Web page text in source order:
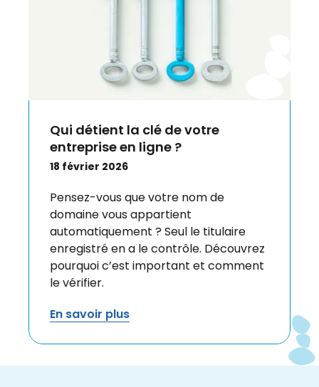
Qui détient la clé de votre
entreprise en ligne ?
18 février 2026
Pensez-vous que votre nom de
domaine vous appartient
automatiquement ? Seul le titulaire
enregistré en a le contrôle. Découvrez
pourquoi c’est important et comment
le vérifier.
En savoir plus